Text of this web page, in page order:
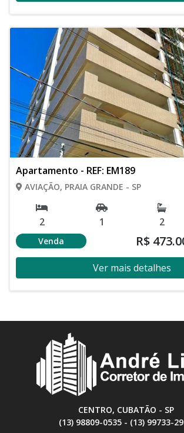
Apartamento - REF: EM189
AVIAÇÃO, PRAIA GRANDE - SP
2 1 2
Venda R$
Ver mais detalhes
CENTRO, CUBATÃO - SP
(13) 98809-0535 - (13) 99733-